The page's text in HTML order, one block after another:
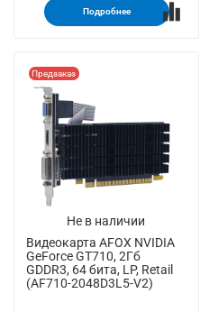
Подробнее
Не в наличии
Предзаказ
Видеокарта AFOX NVIDIA
GeForce GT710, 2Гб
GDDR3, 64 бита, LP, Retail
(AF710-2048D3L5-V2)